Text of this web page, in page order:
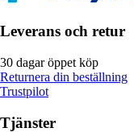
Leverans och retur
30 dagar öppet köp
Returnera din beställning
Trustpilot
Tjänster